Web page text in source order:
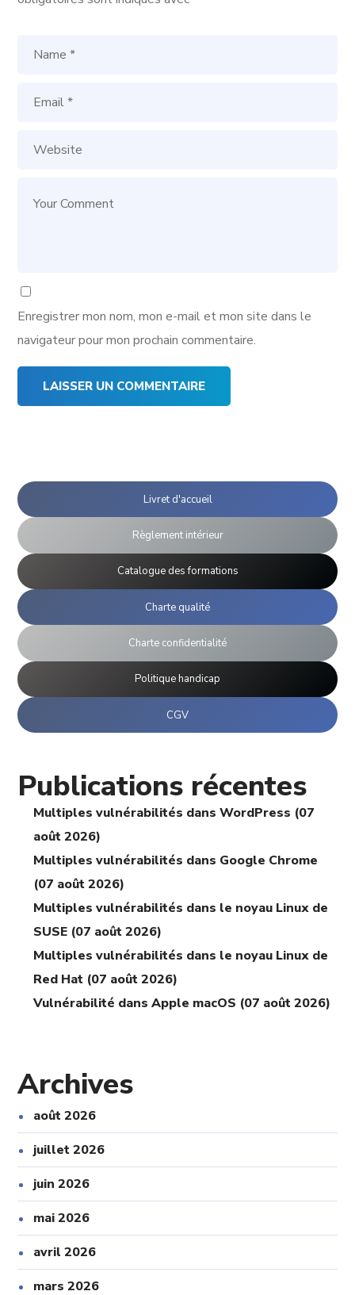
Enregistrer mon nom, mon e-mail et mon site dans le
navigateur pour mon prochain commentaire.
Livret d'accueil
Règlement intérieur
Catalogue des formations
Charte qualité
Charte confidentialité
Politique handicap
CGV
Publications récentes
Multiples vulnérabilités dans WordPress (07
août 2026)
Multiples vulnérabilités dans Google Chrome
(07 août 2026)
Multiples vulnérabilités dans le noyau Linux de
SUSE (07 août 2026)
Multiples vulnérabilités dans le noyau Linux de
Red Hat (07 août 2026)
Vulnérabilité dans Apple macOS (07 août 2026)
Archives
août 2026
juillet 2026
juin 2026
mai 2026
avril 2026
mars 2026